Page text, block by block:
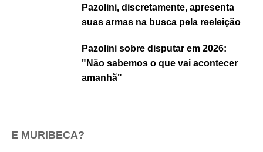
Pazolini, discretamente, apresenta
suas armas na busca pela reeleição
Pazolini sobre disputar em 2026:
"Não sabemos o que vai acontecer
amanhã"
E MURIBECA?